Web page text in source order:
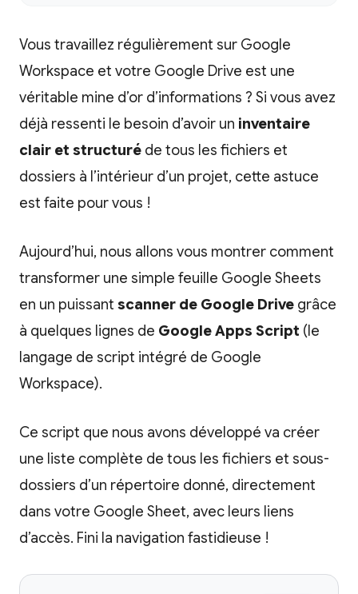
Vous travaillez régulièrement sur Google
Workspace et votre Google Drive est une
véritable mine d’or d’informations ? Si vous avez
déjà ressenti le besoin d’avoir un inventaire
clair et structuré de tous les fichiers et
dossiers à l’intérieur d’un projet, cette astuce
est faite pour vous !
Aujourd’hui, nous allons vous montrer comment
transformer une simple feuille Google Sheets
en un puissant scanner de Google Drive grâce
à quelques lignes de Google Apps Script (le
langage de script intégré de Google
Workspace).
Ce script que nous avons développé va créer
une liste complète de tous les fichiers et sous-
dossiers d’un répertoire donné, directement
dans votre Google Sheet, avec leurs liens
d’accès. Fini la navigation fastidieuse !